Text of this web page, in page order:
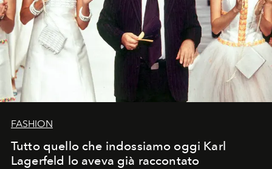
FASHION
Tutto quello che indossiamo oggi Karl
Lagerfeld lo aveva già raccontato